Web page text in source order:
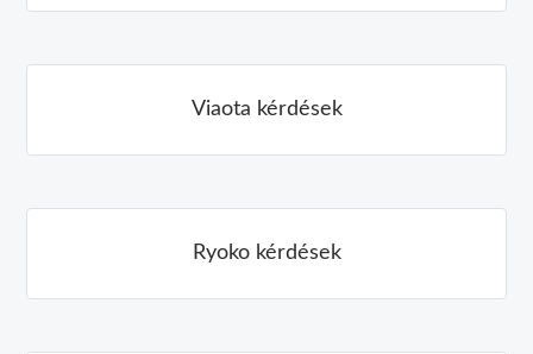
Viaota kérdések
Ryoko kérdések